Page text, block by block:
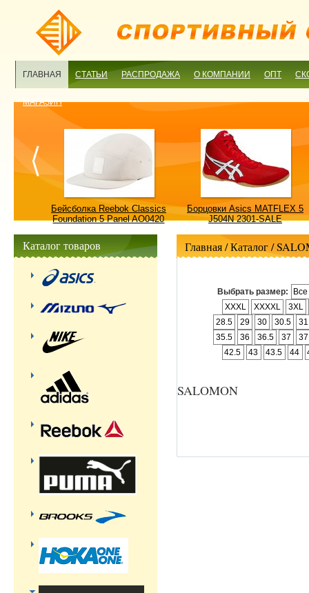
ГЛАВНАЯ СТАТЬИ РАСПРОДАЖА О КОМПАНИИ ОПТ
МАГАЗИН
Бейсболка Reebok Classics
Foundation 5 Panel AO0420
Борцовки Asics MATFLEX 5
J504N 2301-SALE
Главная/ Каталог /
Выбрать размер:
XXXL
XXXXL
3XL
28.5
29 30 30.5
31
35.5
36 36.5 37
42.5
43 43.5 44
SALOMON
Каталог товаров